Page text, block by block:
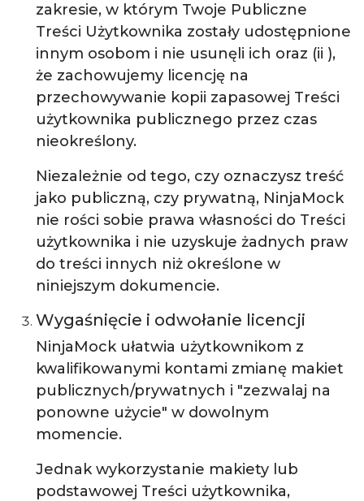
zakresie, w którym Twoje Publiczne
Treści Użytkownika zostały udostępnione
innym osobom i nie usunęli ich oraz (ii ),
że zachowujemy licencję na
przechowywanie kopii zapasowej Treści
użytkownika publicznego przez czas
nieokreślony.
Niezależnie od tego, czy oznaczysz treść
jako publiczną, czy prywatną, NinjaMock
nie rości sobie prawa własności do Treści
użytkownika i nie uzyskuje żadnych praw
do treści innych niż określone w
niniejszym dokumencie.
Wygaśnięcie i odwołanie licencji
NinjaMock ułatwia użytkownikom z
kwalifikowanymi kontami zmianę makiet
publicznych/prywatnych i "zezwalaj na
ponowne użycie" w dowolnym
momencie.
Jednak wykorzystanie makiety lub
podstawowej Treści użytkownika,